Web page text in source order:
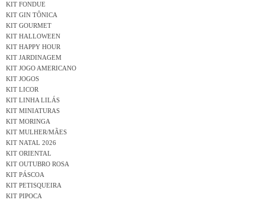
KIT FONDUE
KIT GIN TÔNICA
KIT GOURMET
KIT HALLOWEEN
KIT HAPPY HOUR
KIT JARDINAGEM
KIT JOGO AMERICANO
KIT JOGOS
KIT LICOR
KIT LINHA LILÁS
KIT MINIATURAS
KIT MORINGA
KIT MULHER/MÃES
KIT NATAL 2026
KIT ORIENTAL
KIT OUTUBRO ROSA
KIT PÁSCOA
KIT PETISQUEIRA
KIT PIPOCA